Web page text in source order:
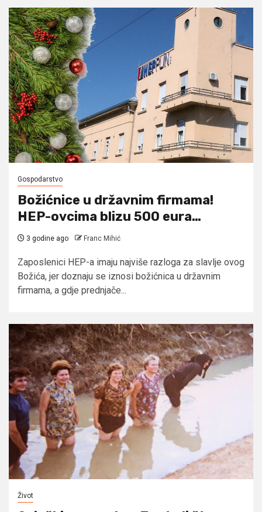
Gospodarstvo
Božićnice u državnim firmama!
HEP-ovcima blizu 500 eura…
3 godine ago Franc Mihić
Zaposlenici HEP-a imaju najviše razloga za slavlje ovog
Božića, jer doznaju se iznosi božićnica u državnim
firmama, a gdje prednjače...
Život